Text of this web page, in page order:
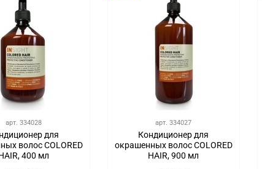
арт.334028
для
волос COLORED
400 мл
арт.334027
Кондиционер для
окрашенных волос COLORED
HAIR, 900 мл